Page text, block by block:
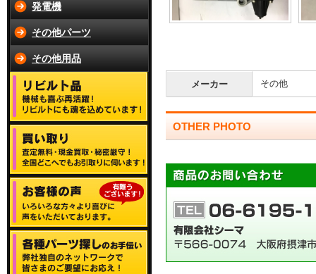
発電機
その他パーツ
その他用品
メーカー その他
OTHER PHOTO